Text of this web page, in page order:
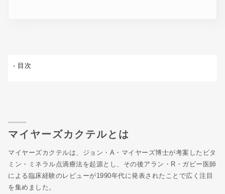
マイヤーズカクテルとは
マイヤーズカクテルは、ジョン・A・マイヤーズ博士が考案したビタ
ミン・ミネラル点滴療法を起源とし、その後アラン・R・ガビー医師
による臨床経験のレビューが1990年代に発表されたことで広く注目
を集めました。